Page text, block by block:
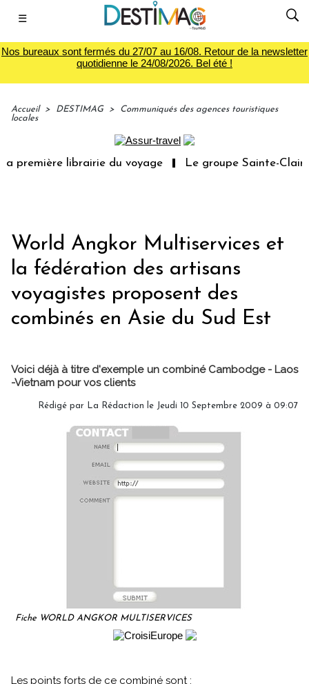
☰
Nos bureaux sont fermés du 27/07 au 16/08. Retour de la newsletter
quotidienne le 24/08/2026. Bel été !
Accueil > DESTIMAG >
Communiqués des agences touristiques
locales
librairie du voyage Le groupe Sainte-Claire
World Angkor Multiservices et
la fédération des artisans
voyagistes proposent des
combinés en Asie du Sud Est
Voici déjà à titre d'exemple un combiné Cambodge - Laos
-Vietnam pour vos clients
Rédigé par La Rédaction le Jeudi 10 Septembre 2009 à 09:07
Fiche WORLD ANGKOR MULTISERVICES
Les points forts de ce combiné sont :